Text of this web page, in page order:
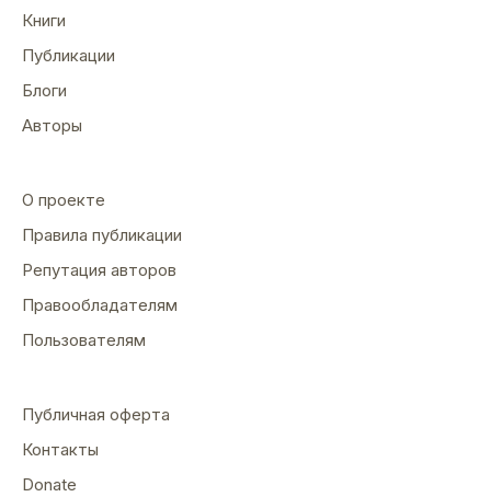
Книги
Публикации
Блоги
Авторы
О проекте
Правила публикации
Репутация авторов
Правообладателям
Пользователям
Публичная оферта
Контакты
Donate